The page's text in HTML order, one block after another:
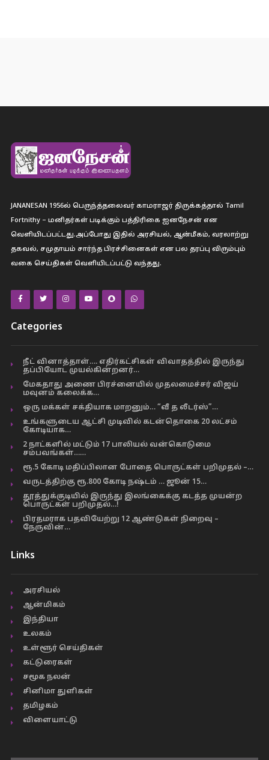
JANANESAN 1956ல் பெருந்த்தலைவர் காமராஜர் திருக்கத்தால் Tamil
Fortnithy – மனிதர்கள் படிக்கும் பத்திரிகை ஐனநேசன் என
வெளியிடப்பட்டது.அப்போது இதில் அரசியல், ஆன்மீகம், வரலாற்று
தகவல், சமுதாயம் சார்ந்த பிரச்சினைகள் என பல தரப்பு விரும்பும்
வகை செய்திகள் வெளியிடப்பட்டு வந்தது.
Categories
நீட் வினாத்தாள்…. எதிர்கட்சிகள் விவாதத்தில் இருந்து
தப்பியோட முயல்கின்றனர்…
மேகதாது அணை பிரச்னையில் முதலமைச்சர் விஜய்
மவுனம் கலைக்க…
ஒரு மக்கள் சக்தியாக மாறனும்… “வீ த லீடர்ஸ்”…
உங்களுடைய ஆட்சி முடிவில் கடன்தொகை 20 லட்சம்
கோடியாக…
2 நாட்களில் மட்டும் 17 பாலியல் வன்கொடுமை
சம்பவங்கள்……
ரூ.5 கோடி மதிப்பிலான போதை பொருட்கள் பறிமுதல் –…
வருடத்திற்கு ரூ.800 கோடி நஷ்டம் … ஜூன் 15…
தூத்துக்குடியில் இருந்து இலங்கைக்கு கடத்த முயன்ற
பொருட்கள் பறிமுதல்…!
பிரதமராக பதவியேற்று 12 ஆண்டுகள் நிறைவு –
நேருவின்…
Links
அரசியல்
ஆன்மிகம்
இந்தியா
உலகம்
உள்ளூர் செய்திகள்
கட்டுரைகள்
சமூக நலன்
சினிமா துளிகள்
தமிழகம்
விளையாட்டு